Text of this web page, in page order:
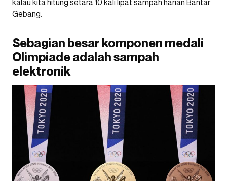
kalau kita hitung setara 10 kali lipat sampah harian Bantar
Gebang.
Sebagian besar komponen medali
Olimpiade adalah sampah
elektronik